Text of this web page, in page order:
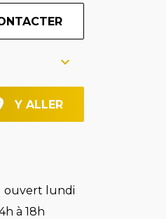
Y ALLER
ouvert lundi
à 18h